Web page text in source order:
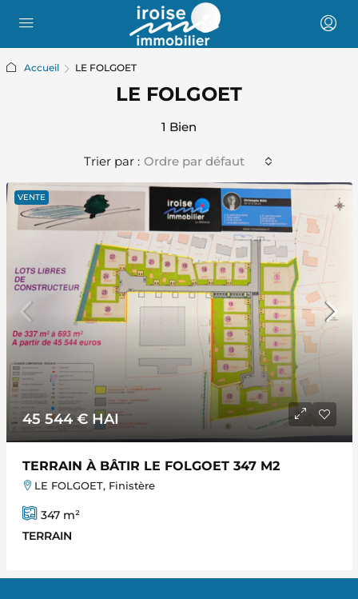
Accueil LE FOLGOET
LE FOLGOET
1 Bien
Trier par : Ordre par défaut
VENTE
45 544 €HAI
TERRAIN À BÂTIR LE FOLGOET 347 M2
LE FOLGOET, Finistère
347m²
TERRAIN